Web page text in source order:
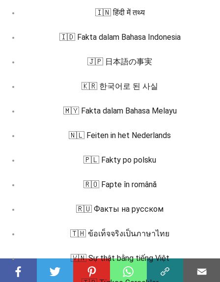
🇮🇳 हिंदी में तथ्य
🇮🇩 Fakta dalam Bahasa Indonesia
🇯🇵 日本語の事実
🇰🇷 한국어로 된 사실
🇲🇾 Fakta dalam Bahasa Melayu
🇳🇱 Feiten in het Nederlands
🇵🇱 Fakty po polsku
🇷🇴 Fapte în română
🇷🇺 Факты на русском
🇹🇭 ข้อเท็จจริงเป็นภาษาไทย
🇻🇳 Sự thật bằng tiếng Việt